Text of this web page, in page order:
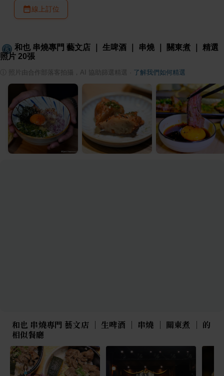
線上訂位
和也 串燒專門 藝文店 ｜ 生啤酒 ｜ 串燒 ｜ 關東煮 ｜
精選
照片 20張
照片由合作部落客拍攝，AI 協助篩選精選 了解我們如何精選
和也 串燒專門 藝文店 ｜ 生啤酒 ｜ 串燒 ｜ 關東煮 ｜ 的
相似餐廳